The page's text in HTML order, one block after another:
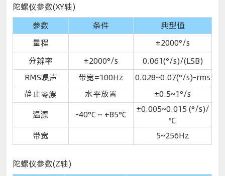
陀螺仪参数(XY轴)
参数
条件
典型值
量程
±2000°/s
分辨率
±2000°/s
0.061(°/s)/(LSB)
RMS噪声
带宽=100Hz
0.028~0.07(°/s)-rms
静止零漂
水平放置
±0.5~1°/s
温漂
-40°C ~ +85°C
±0.005~0.015 (°/s)/
℃
带宽
5~256Hz
陀螺仪参数(Z轴)